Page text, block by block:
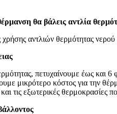
θα βάλεις αντλία
αντλιών θερμότητας νερού
πετυχαίνουμε έως και
μικρότερο κόστος για την
τις εξωτερικές θερμοκρασίες